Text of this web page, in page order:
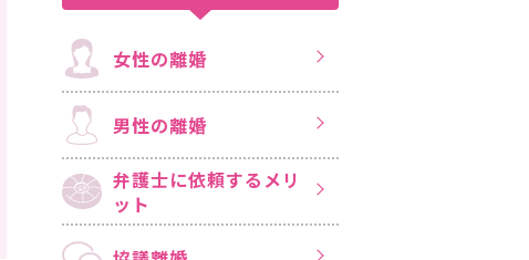
女性の離婚
男性の離婚
弁護士に依頼するメリ
ット